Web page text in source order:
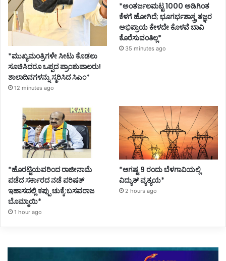
*ಮುಖ್ಯಮಂತ್ರಿಗಳೇ ಸೀಟು ಕೊಡಲು
ಸೂಚಿಸಿದರೂ ಒಪ್ಪದ ಪ್ರಾಂಶುಪಾಲರು!
ಶಾಲಾದಿನಗಳನ್ನು ಸ್ಮರಿಸಿದ ಸಿಎಂ*
12 minutes ago
*ಅಂತರ್ಜಲಮಟ್ಟ 1000 ಅಡಿಗಿಂತ
ಕೆಳಗೆ ಹೋಗಿದೆ; ಭೂಗರ್ಭಶಾಸ್ತ್ರ ತಜ್ಞರ
ಅಭಿಪ್ರಾಯ ಕೇಳದೇ ಕೊಳವೆ ಬಾವಿ
ಕೊರೆಸುವಂತಿಲ್ಲ*
35 minutes ago
*ಹೊರಟ್ಟಿಯವರಿಂದ ರಾಜೀನಾಮೆ
ಪಡೆದ ಸರ್ಕಾರದ ನಡೆ ಪರಿಷತ್
ಇಹಾಸದಲ್ಲಿ ಕಪ್ಪು ಚುಕ್ಕೆ:ಬಸವರಾಜ
ಬೊಮ್ಮಾಯಿ*
1 hour ago
*ಆಗಷ್ಟ 9 ರಂದು ಬೆಳಗಾವಿಯಲ್ಲಿ
ವಿದ್ಯುತ್ ವ್ಯತ್ಯಯ*
2 hours ago